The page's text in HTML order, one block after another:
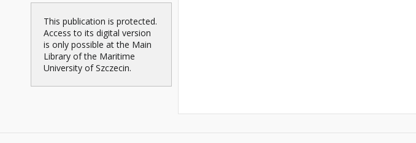
This publication is protected.
Access to its digital version
is only possible at the Main
Library of the Maritime
University of Szczecin.